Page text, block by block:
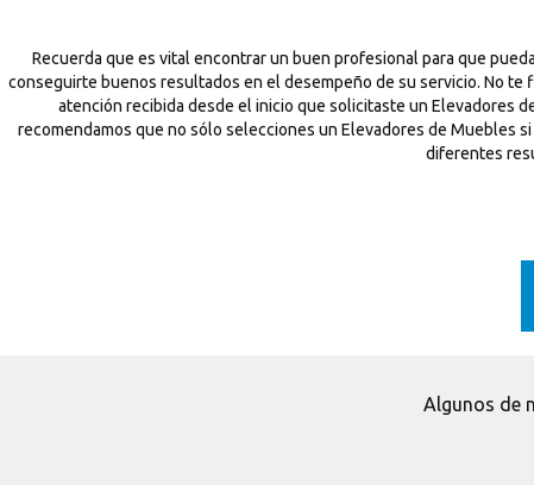
Recuerda que es vital encontrar un buen profesional para que
conseguirte buenos resultados en el desempeño de su servicio. No
atención recibida desde el inicio que solicitaste un Elevadores
recomendamos que no sólo selecciones un Elevadores de Muebles
diferentes
Algunos de